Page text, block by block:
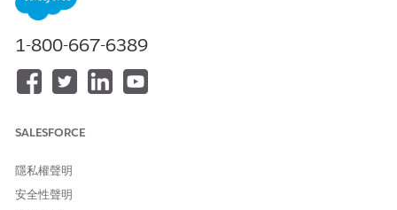
相關的 Salesforce 記錄頁面提取資訊。接著會將該資料提供給提示
必須有「彈性」提示範本,才能配合解譯記錄上內容資料所需的彈性
戶」物件指定為輸入的提示範本會顯示在 Lightning 應用程式產生
範本可包含其他物件 (例如「個案」) 作為其他輸入。如果「帳戶」
頁面載入為「個案」頁面的子索引標籤,則系統會讓這兩個物件的詳
1-800-667-6389
SALESFORCE
隱私權聲明
安全性聲明